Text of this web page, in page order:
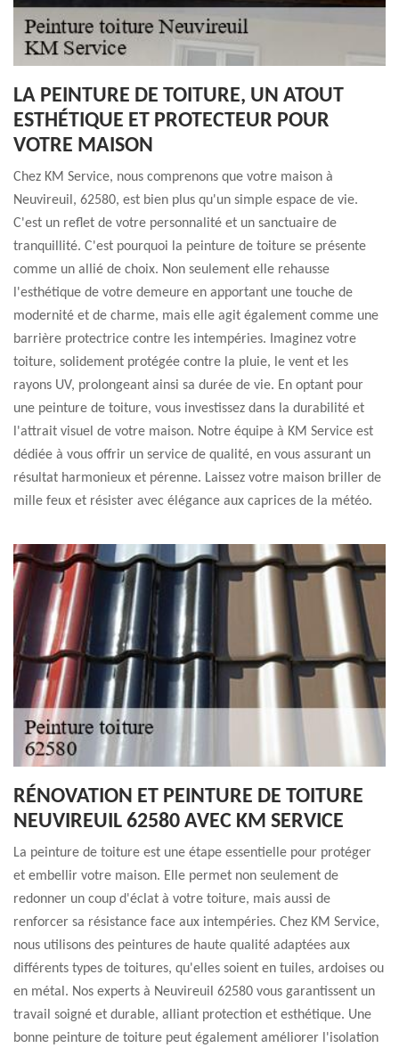
LA PEINTURE DE TOITURE, UN ATOUT
ESTHÉTIQUE ET PROTECTEUR POUR
VOTRE MAISON
Chez KM Service, nous comprenons que votre maison à
Neuvireuil, 62580, est bien plus qu'un simple espace de vie.
C'est un reflet de votre personnalité et un sanctuaire de
tranquillité. C'est pourquoi la peinture de toiture se présente
comme un allié de choix. Non seulement elle rehausse
l'esthétique de votre demeure en apportant une touche de
modernité et de charme, mais elle agit également comme une
barrière protectrice contre les intempéries. Imaginez votre
toiture, solidement protégée contre la pluie, le vent et les
rayons UV, prolongeant ainsi sa durée de vie. En optant pour
une peinture de toiture, vous investissez dans la durabilité et
l'attrait visuel de votre maison. Notre équipe à KM Service est
dédiée à vous offrir un service de qualité, en vous assurant un
résultat harmonieux et pérenne. Laissez votre maison briller de
mille feux et résister avec élégance aux caprices de la météo.
RÉNOVATION ET PEINTURE DE TOITURE
NEUVIREUIL 62580 AVEC KM SERVICE
La peinture de toiture est une étape essentielle pour protéger
et embellir votre maison. Elle permet non seulement de
redonner un coup d'éclat à votre toiture, mais aussi de
renforcer sa résistance face aux intempéries. Chez KM Service,
nous utilisons des peintures de haute qualité adaptées aux
différents types de toitures, qu'elles soient en tuiles, ardoises ou
en métal. Nos experts à Neuvireuil 62580 vous garantissent un
travail soigné et durable, alliant protection et esthétique. Une
bonne peinture de toiture peut également améliorer l'isolation